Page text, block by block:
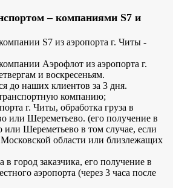
– компаниями S7 и
S7 из аэропорта г. Читы -
Аэрофлот из аэропорта г.
и воскресеньям.
до наших клиентов за 3 дня.
транспортную компанию;
г. Читы, обработка груза в
или Шереметьево. (его получение в
или Шереметьево в том случае, если
области или близлежащих
в город заказчика, его получение в
аэропорта (через 3 часа после